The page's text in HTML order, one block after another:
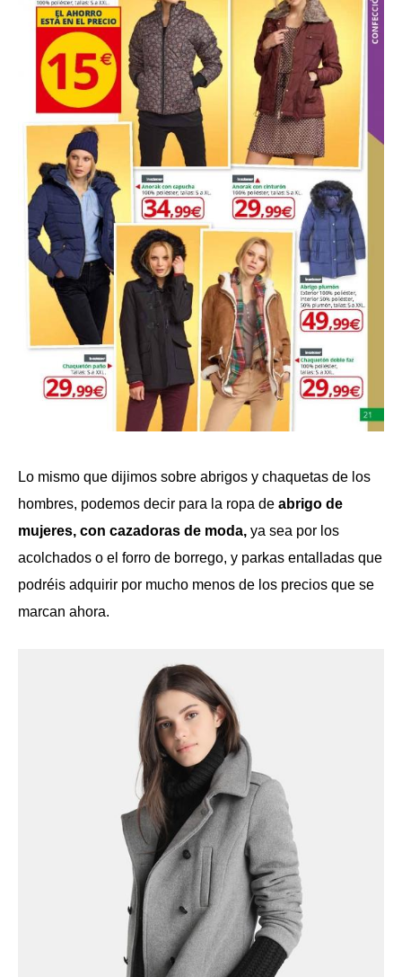
Lo mismo que dijimos sobre abrigos y chaquetas de los
hombres, podemos decir para la ropa de abrigo de
mujeres, con cazadoras de moda, ya sea por los
acolchados o el forro de borrego, y parkas entalladas que
podréis adquirir por mucho menos de los precios que se
marcan ahora.